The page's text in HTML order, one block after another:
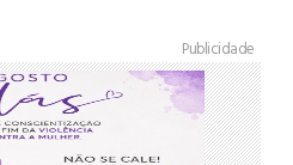
Publicidade